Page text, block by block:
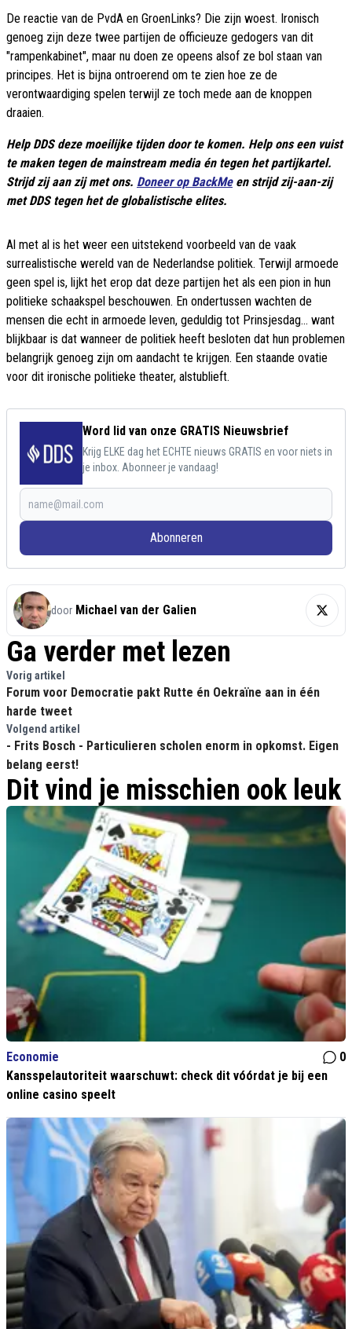
De reactie van de PvdA en GroenLinks? Die zijn woest. Ironisch
genoeg zijn deze twee partijen de officieuze gedogers van dit
"rampenkabinet", maar nu doen ze opeens alsof ze bol staan van
principes. Het is bijna ontroerend om te zien hoe ze de
verontwaardiging spelen terwijl ze toch mede aan de knoppen
draaien.
Help DDS deze moeilijke tijden door te komen. Help ons een vuist
te maken tegen de mainstream media én tegen het partijkartel.
Strijd zij aan zij met ons. Doneer op BackMeen strijd zij-aan-zij
met DDS tegen het de globalistische elites.
Al met al is het weer een uitstekend voorbeeld van de vaak
surrealistische wereld van de Nederlandse politiek. Terwijl armoede
geen spel is, lijkt het erop dat deze partijen het als een pion in hun
politieke schaakspel beschouwen. En ondertussen wachten de
mensen die echt in armoede leven, geduldig tot Prinsjesdag... want
blijkbaar is dat wanneer de politiek heeft besloten dat hun problemen
belangrijk genoeg zijn om aandacht te krijgen. Een staande ovatie
voor dit ironische politieke theater, alstublieft.
Word lid van onze GRATIS Nieuwsbrief
Krijg ELKE dag het ECHTE nieuws GRATIS en voor niets in
je inbox. Abonneer je vandaag!
Abonneren
door Michael van der Galien
Ga verder met lezen
Vorig artikel
Forum voor Democratie pakt Rutte én Oekraïne aan in één
harde tweet
Volgend artikel
- Frits Bosch - Particulieren scholen enorm in opkomst. Eigen
belang eerst!
Dit vind je misschien ook leuk
Economie
0
Kansspelautoriteit waarschuwt: check dit vóórdat je bij een
online casino speelt